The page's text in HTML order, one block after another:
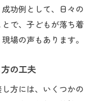
功例として、日々の
で、子どもが落ち着
場の声もあります。
の工夫
方には、いくつかの